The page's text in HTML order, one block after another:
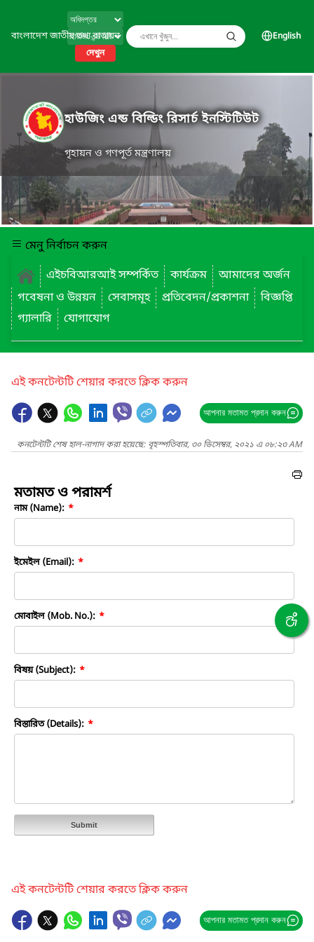
বাংলাদেশ জাতীয় তথ্য বাতায়ন
দেখুন
English
হাউজিং এন্ড বিল্ডিং রিসার্চ ইনস্টিটিউট
গৃহায়ন ও গণপূর্ত মন্ত্রণালয়
মেনু নির্বাচন করুন
এইচবিআরআই সম্পর্কিত
কার্যক্রম
আমাদের অর্জন
গবেষনা ও উন্নয়ন
সেবাসমূহ প্রতিবেদন/প্রকাশনা
বিজ্ঞপ্তি
গ্যালারি
যোগাযোগ
এই কনটেন্টটি শেয়ার করতে ক্লিক করুন
আপনার মতামত প্রদান করুন
কনটেন্টটি শেষ হাল-নাগাদ করা হয়েছে: বৃহস্পতিবার, ৩০ ডিসেম্বর, ২০২১ এ ০৮:২৩ AM
মতামত ও পরামর্শ
নাম (Name): *
ইমেইল (Email): *
মোবাইল (Mob. No.): *
বিষয় (Subject): *
বিস্তারিত (Details): *
Submit
এই কনটেন্টটি শেয়ার করতে ক্লিক করুন
আপনার মতামত প্রদান করুন